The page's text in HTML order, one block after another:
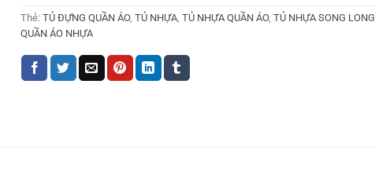
Thẻ: TỦ ĐỰNG QUẦN ÁO, TỦ NHỰA, TỦ NHỰA QUẦN ÁO, TỦ NHỰA SONG LONG
QUẦN ÁO NHỰA